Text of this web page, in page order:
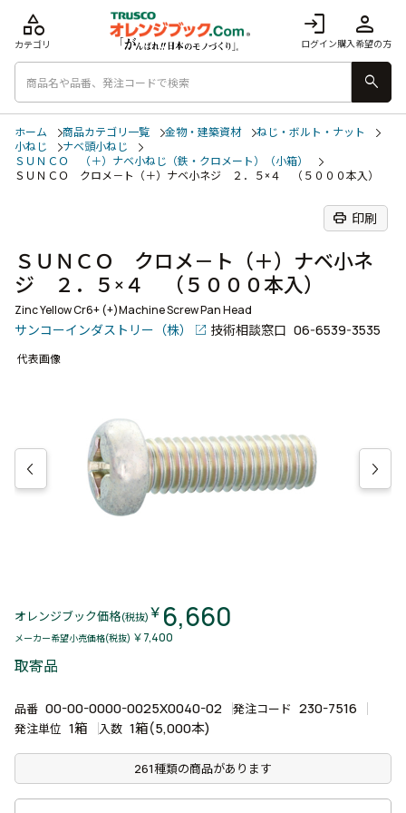
login
ログイン
person
購入希望の方
category
カテゴリ
search
ホーム 商品カテゴリ一覧 金物・建築資材
ねじ・ボルト・ナット
小ねじ
ナベ頭小ねじ
ＳＵＮＣＯ （＋）ナベ小ねじ（鉄・クロメート）（小箱）
ＳＵＮＣＯ クロメ－ト（＋）ナベ小ネジ ２．５×４ （５０００本入）
print 印刷
ＳＵＮＣＯ クロメ－ト（＋）ナベ小ネ
ジ ２．５×４ （５０００本入）
Zinc Yellow Cr6+ (+)Machine Screw Pan Head
サンコーインダストリー（株） 技術相談窓口 06-6539-3535
代表画像
オレンジブック価格(税抜) ￥ 6,660
メーカー希望小売価格(税抜) ￥7,400
取寄品
品番 00-00-0000-0025X0040-02 発注コード 230-7516
発注単位 1箱 入数 1箱(5,000本)
261種類の商品があります